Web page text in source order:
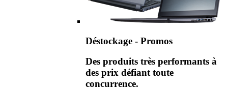
Déstockage - Promos
Des produits très performants à
des prix défiant toute
concurrence.